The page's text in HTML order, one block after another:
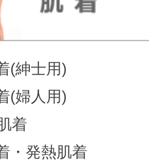
(紳士用)
(婦人用)
着
・発熱肌着